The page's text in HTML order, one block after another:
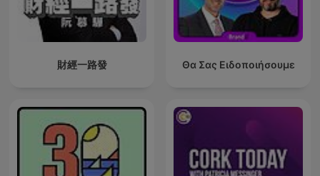
財經一路發 Θα Σας Ειδοποιήσουμε